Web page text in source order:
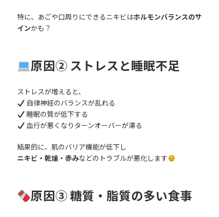
特に、あごや口周りにできるニキビはホルモンバランスのサ
インかも？
原因② ストレスと睡眠不足
ストレスが増えると、
自律神経のバランスが乱れる
睡眠の質が低下する
血行が悪くなりターンオーバーが滞る
結果的に、肌のバリア機能が低下し
ニキビ・乾燥・赤みなどのトラブルが悪化します
原因③ 糖質・脂質の多い食事